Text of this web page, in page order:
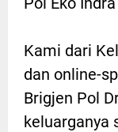
Kami dari
dan online-
Brigjen Pol
keluarganya